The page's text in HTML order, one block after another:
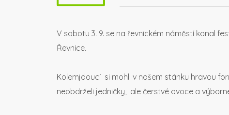
V sobotu 3. 9. se na řevnickém náměstí konal
Řevnice.
Kolemjdoucí si mohli v našem stánku hravou
neobdrželi jedničky, ale čerstvé ovoce a